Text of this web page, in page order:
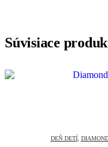
Súvisiace
DEŇ DETÍ,